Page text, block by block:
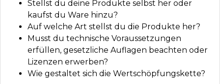
Stellst du deine Produkte selbst her oder
kaufst du Ware hinzu?
Auf welche Art stellst du die Produkte her?
Musst du technische Voraussetzungen
erfüllen, gesetzliche Auflagen beachten oder
Lizenzen erwerben?
Wie gestaltet sich die Wertschöpfungskette?